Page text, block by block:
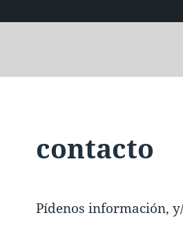
contacto
Pídenos información,